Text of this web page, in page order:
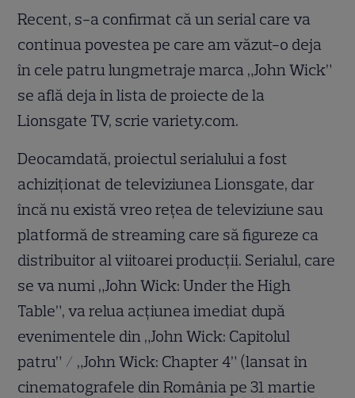
Recent, s-a confirmat că un serial care va
continua povestea pe care am văzut-o deja
în cele patru lungmetraje marca „John Wick”
se află deja în lista de proiecte de la
Lionsgate TV, scrie variety.com.
Deocamdată, proiectul serialului a fost
achiziționat de televiziunea Lionsgate, dar
încă nu există vreo rețea de televiziune sau
platformă de streaming care să figureze ca
distribuitor al viitoarei producții. Serialul, care
se va numi „John Wick: Under the High
Table”, va relua acțiunea imediat după
evenimentele din „John Wick: Capitolul
patru” / „John Wick: Chapter 4” (lansat în
cinematografele din România pe 31 martie